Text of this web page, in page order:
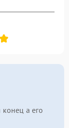
конец а его